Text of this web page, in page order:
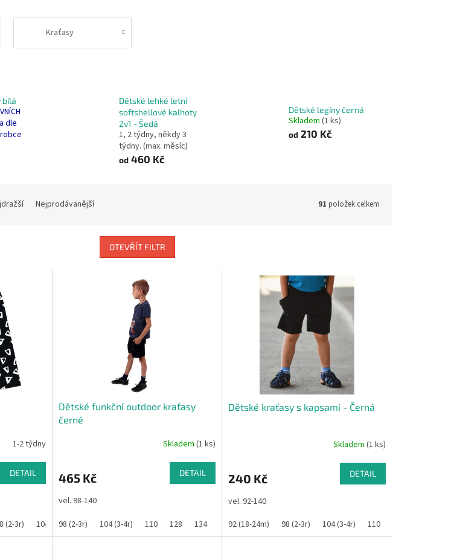
Kraťasy
bílá
dle
Dětské lehké letní
softshellové kalhoty
2v1 - Šedá
1, 2 týdny, někdy 3
týdny. (max. měsíc)
od460 Kč
Dětské legíny černá
Skladem (1 ks)
od210 Kč
Nejprodávanější 91 položek celkem
OTEVŘÍT FILTR
1-2 týdny
DETAIL
(2-3r) 104 (3-4r) 110 116 122 128
Dětské funkční outdoor kraťasy
černé
Skladem (1 ks)
465 Kč DETAIL
vel. 98-140
98 (2-3r)
104 (3-4r) 110 128 134 140
Dětské kraťasy s kapsami - Černá
Skladem (1 ks)
240 Kč DETAIL
vel. 92-140
92 (18-24m)
98 (2-3r) 104 (3-4r) 110